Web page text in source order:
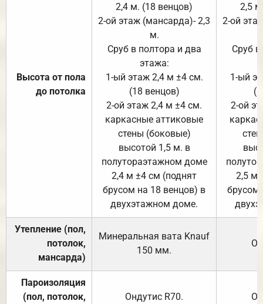
Высота от пола
до потолка
2,4 м. (18 венцов)
2-ой этаж (мансарда)- 2,3
м.
Сруб в полтора и два
этажа:
1-ый этаж 2,4 м ±4 см.
(18 венцов)
2-ой этаж 2,4 м ±4 см.
каркасные аттиковые
стены (боковые)
высотой 1,5 м. в
полутораэтажном доме
2,4 м ±4 см (поднят
брусом на 18 венцов) в
двухэтажном доме.
2,5
2-ой
Сруб
1-ый
2-ой
2,5 м
брусом
Утепление (пол,
потолок,
мансарда)
Минеральная вата Knauf
150 мм.
Пароизоляция
(пол, потолок,
Ондутис R70.